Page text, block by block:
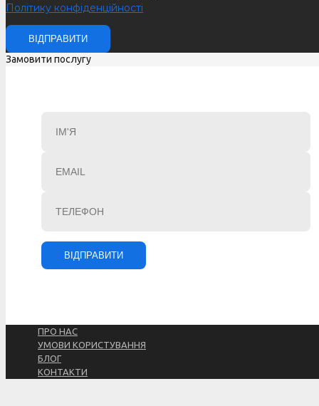
Політику конфіденційності
Замовити послугу
ПРО НАС
УМОВИ КОРИСТУВАННЯ
БЛОГ
КОНТАКТИ